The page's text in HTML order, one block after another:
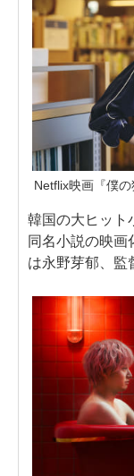
Netflix映画『僕
韓国の大ヒット
同名小説の映画
は永野芽郁、監